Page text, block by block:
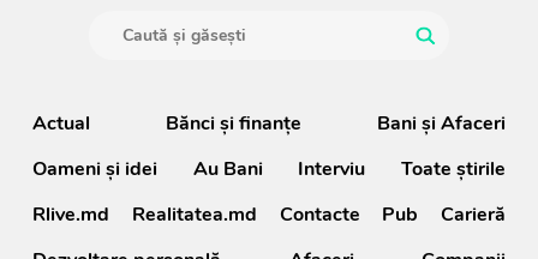
Actual Bănci şi finanţe
Bani și Afaceri
Oameni şi idei
Au Bani Interviu
Toate știrile
Rlive.md
Realitatea.md Contacte Pub
Carieră